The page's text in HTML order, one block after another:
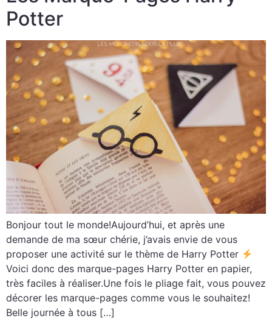
Potter
Bonjour tout le monde!Aujourd’hui, et après une
demande de ma sœur chérie, j’avais envie de vous
proposer une activité sur le thème de Harry Potter
Voici donc des marque-pages Harry Potter en papier,
très faciles à réaliser.Une fois le pliage fait, vous pouvez
décorer les marque-pages comme vous le souhaitez!
Belle journée à tous […]